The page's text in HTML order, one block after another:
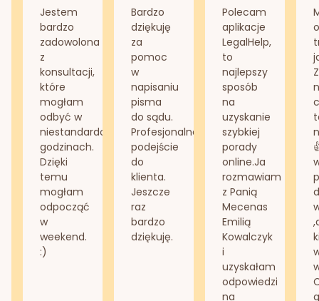
Jestem
bardzo
zadowolona
z
konsultacji,
które
mogłam
odbyć w
niestandardowych
godzinach.
Dzięki
temu
mogłam
odpocząć
w
weekend.
:)
Bardzo
dziękuję
za
pomoc
w
napisaniu
pisma
do sądu.
Profesjonalne
podejście
do
klienta.
Jeszcze
raz
bardzo
dziękuję.
Polecam
aplikacje
LegalHelp,
to
najlepszy
sposób
na
uzyskanie
szybkiej
porady
online.Ja
rozmawiam
z Panią
Mecenas
Emilią
Kowalczyk
i
uzyskałam
odpowiedzi
na